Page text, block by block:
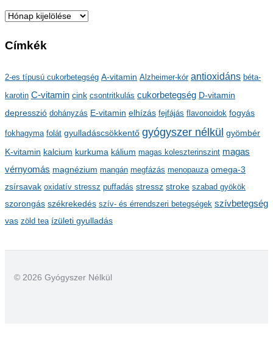
A
c
í
v
u
m
Címkék
2-es típusú cukorbetegség A-vitamin Alzheimer-kór antioxidáns béta-
karotin C-vitamin cink csontritkulás cukorbetegség D-vitamin
depresszió dohányzás E-vitamin elhízás fejfájás flavonoidok fogyás
fokhagyma folát gyulladáscsökkentő gyógyszer nélkül gyömbér
K-vitamin kalcium kurkuma kálium magas koleszterinszint magas
vérnyomás magnézium mangán megfázás menopauza omega-3
zsírsavak oxidatív stressz puffadás stressz stroke szabad gyökök
szorongás székrekedés szív- és érrendszeri betegségek szívbetegség
vas zöld tea ízületi gyulladás
© 2026 Gyógyszer Nélkül